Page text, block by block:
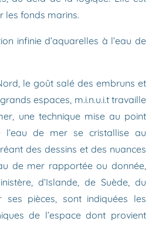
les fonds marins.
infinie d’aquarelles à l’eau de
le goût salé des embruns et
espaces, m.i.n.u.i.t travaille
une technique mise au point
l’eau de mer se cristallise au
des dessins et des nuances
de mer rapportée ou donnée,
d’Islande, de Suède, du
ses pièces, sont indiquées les
de l’espace dont provient